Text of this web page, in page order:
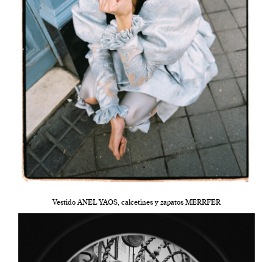
Vestido ANEL YAOS, calcetines y zapatos MERRFER